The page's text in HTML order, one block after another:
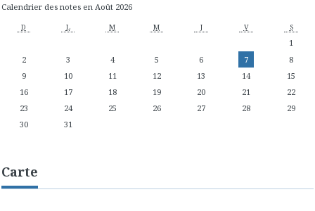
Calendrier des notes en Août 2026
D L M M J V S
1
2
3 4 5 6 7
8
9
10 11 12 13 14
15
16
17 18 19 20 21
22
23
24 25 26 27 28
29
30
31
Carte